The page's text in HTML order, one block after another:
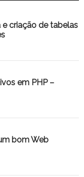
e criação de tabelas
em PHP –
bom Web